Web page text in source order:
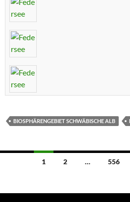
BIOSPHÄRENGEBIET SCHWÄBISCHE ALB
Beitragsnavigation
1 2 … 556